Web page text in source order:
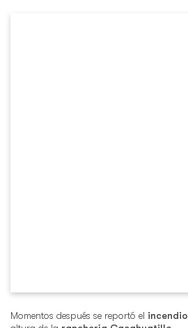
Momentos después se reportó el incendio